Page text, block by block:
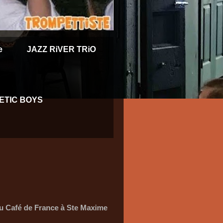
JAZZ RiVER TRiO
BOYS
Café de France à Ste Maxime